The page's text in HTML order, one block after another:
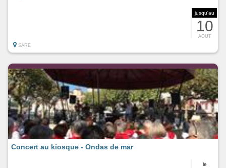
jusqu'au
10
AOUT
SARE
le
Concert au kiosque - Ondas de mar